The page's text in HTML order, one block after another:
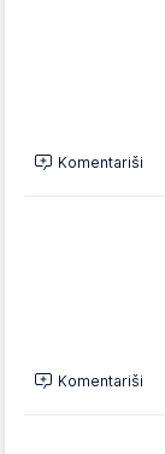
Komentariši
Komentariši